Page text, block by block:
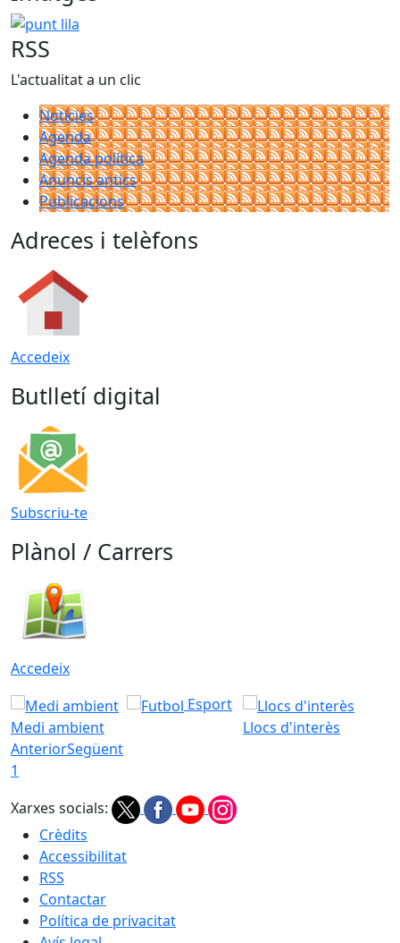
punt lila
RSS
L'actualitat a un clic
Notícies
Agenda
Agenda política
Anuncis antics
Publicacions
Adreces i telèfons
Accedeix
Butlletí digital
Subscriu-te
Plànol / Carrers
Accedeix
Medi ambient
Esport
Llocs d'interès
AnteriorSegüent
1
Xarxes socials:
Crèdits
Accessibilitat
RSS
Contactar
Política de privacitat